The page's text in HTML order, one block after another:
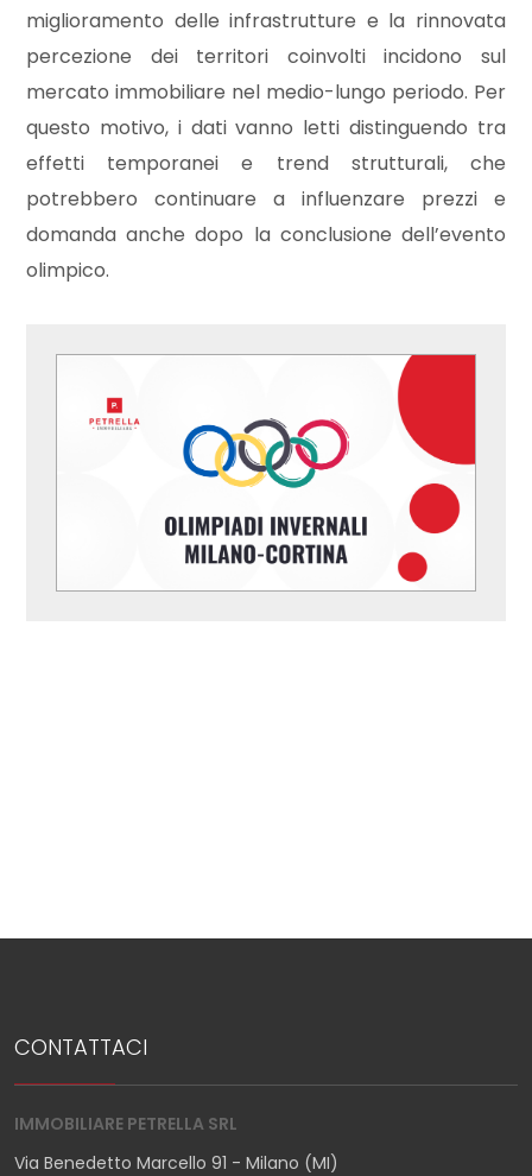
miglioramento delle infrastrutture e la rinnovata
percezione dei territori coinvolti incidono sul
mercato immobiliare nel medio-lungo periodo. Per
questo motivo, i dati vanno letti distinguendo tra
effetti temporanei e trend strutturali, che
potrebbero continuare a influenzare prezzi e
domanda anche dopo la conclusione dell’evento
olimpico.
CONTATTACI
IMMOBILIARE PETRELLA SRL
Via Benedetto Marcello 91 - Milano (MI)
Balcone/Terrazzo